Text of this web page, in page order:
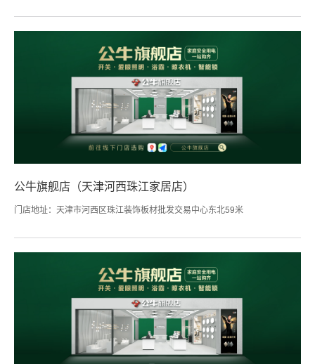
公牛旗舰店（天津河西珠江家居店）
门店地址：天津市河西区珠江装饰板材批发交易中心东北59米